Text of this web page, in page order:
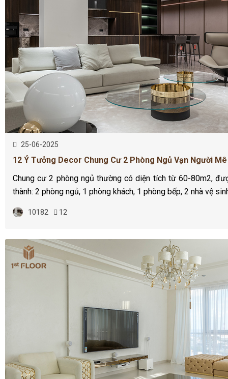
25-06-2025
12 Ý Tưởng Decor Chung Cư 2 Phòng Ngủ Vạn Người Mê
Chung cư 2 phòng ngủ thường có diện tích từ 60-80m2,
thành: 2 phòng ngủ, 1 phòng khách, 1 phòng bếp, 2 nhà vệ
10182 12